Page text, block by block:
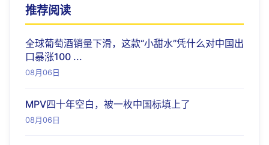
推荐阅读
全球葡萄酒销量下滑，这款“小甜水”凭什么对中国出
口暴涨100 ...
08月06日
MPV四十年空白，被一枚中国标填上了
08月06日